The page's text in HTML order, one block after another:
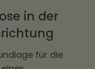
in der
für die